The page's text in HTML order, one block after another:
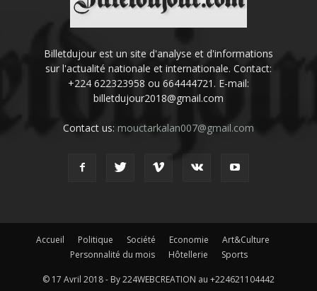
Billetdujour est un site d'analyse et d'informations
sur l'actualité nationale et internationale. Contact:
+224 622323958 ou 664444721. E-mail:
billetdujour2018@gmail.com
Contact us: mouctarkalan007@gmail.com
Accueil Politique Société Economie
Art&Culture
Personnalité du mois
Hôtellerie Sports
© 17 Avril 2018 - By 224WEBCREATION au +224621104442